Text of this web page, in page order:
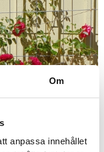
Om
anpassa innehållet